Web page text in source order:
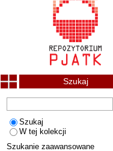
Szukaj
Szukaj
W tej kolekcji
Szukanie zaawansowane